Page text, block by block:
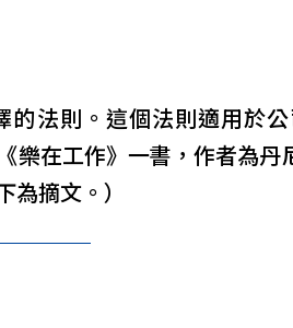
法則。這個法則適用於
樂在工作》一書，作者為丹
摘文。）